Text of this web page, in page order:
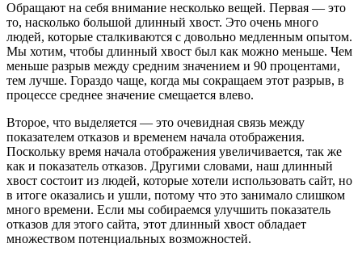
Обращают на себя внимание несколько вещей. Первая — это
то, насколько большой длинный хвост. Это очень много
людей, которые сталкиваются с довольно медленным опытом.
Мы хотим, чтобы длинный хвост был как можно меньше. Чем
меньше разрыв между средним значением и 90 процентами,
тем лучше. Гораздо чаще, когда мы сокращаем этот разрыв, в
процессе среднее значение смещается влево.
Второе, что выделяется — это очевидная связь между
показателем отказов и временем начала отображения.
Поскольку время начала отображения увеличивается, так же
как и показатель отказов. Другими словами, наш длинный
хвост состоит из людей, которые хотели использовать сайт, но
в итоге оказались и ушли, потому что это занимало слишком
много времени. Если мы собираемся улучшить показатель
отказов для этого сайта, этот длинный хвост обладает
множеством потенциальных возможностей.